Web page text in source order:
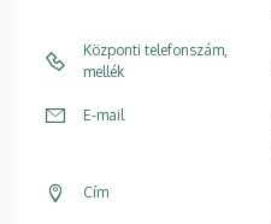
Központi telefonszám,
mellék
E-mail
Cím